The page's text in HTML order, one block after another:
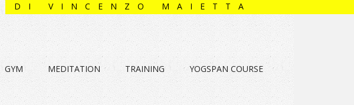
DI VINCENZO MAIETTA
GYM MEDITATION TRAINING YOGSPAN COURSE